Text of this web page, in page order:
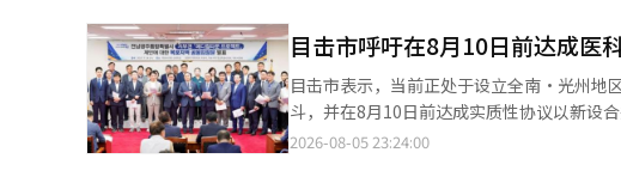
和平台劳动者等劳务提供者的《劳动者权利基本法
化为就业、住房、资产形成、婚姻、生育和
20万个民间和公共就业岗位以及超过10万名创业者。 在地方经济领域，政府将在第三季度制定
集聚和农村必需生活服务扩展的农村发展战
三特地区产业相结合的国立大学。 为支持结构创新的资金，政府决定同时推进未来应对基金的设立、地方教育财政拨
根据酷暑应对规定，从5月第四周到9月第二周，所有比赛均
中，若气温超过32度，将在上下半场各进
次洒水作业。 联盟在全面评估现场情况后，将在恶劣天气导致比赛中止和时间延迟的情况下，适用酷暑规定，确保安
全管理。此外，在夏季所有比赛中，联盟还通
外场地长时间待机的职业高尔夫也在酷暑期
与MICE则是财团参与的项目，龙山整备厂前面1区则是作为
开发运营总部为中心推进自有开发项目，并计划持续审
战略的关键项目。该项目位于首尔光云大学
业设施、健康检查中心和教育设施，投资额
计划将首尔元与一般的住宅建设和销售项目
目击市呼吁在8月10日前达成医
目击市表示，当前正处于设立全南·光州地
斗，并在8月10日前达成实质性协议以新设
议长李亨完于5日联合发表声明，要求停止
2026-08-05 23:24:00